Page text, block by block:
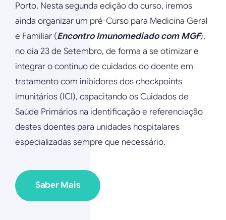
Porto. Nesta segunda edição do curso, iremos
ainda organizar um pré-Curso para Medicina Geral
e Familiar (Encontro Imunomediado com MGF),
no dia 23 de Setembro, de forma a se otimizar e
integrar o contínuo de cuidados do doente em
tratamento com inibidores dos checkpoints
imunitários (ICI), capacitando os Cuidados de
Saúde Primários na identificação e referenciação
destes doentes para unidades hospitalares
especializadas sempre que necessário.
Saber Mais